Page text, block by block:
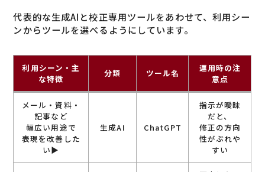
代表的な生成AIと校正専用ツールをあわせて、利用シー
ンからツールを選べるようにしています。
利用シーン・主
な特徴
分類 ツール名
運用時の注
意点
メール・資料・
記事など
幅広い用途で
表現を改善した
い▶︎
生成AI ChatGPT
指示が曖昧
だと、
修正の方向
性がぶれや
すい